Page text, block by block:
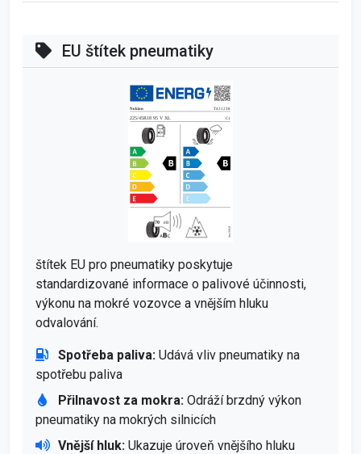
EU štítek pneumatiky
štítek EU pro pneumatiky poskytuje
standardizované informace o palivové účinnosti,
výkonu na mokré vozovce a vnějším hluku
odvalování.
Spotřeba paliva: Udává vliv pneumatiky na
spotřebu paliva
Přilnavost za mokra: Odráží brzdný výkon
pneumatiky na mokrých silnicích
Vnější hluk: Ukazuje úroveň vnějšího hluku